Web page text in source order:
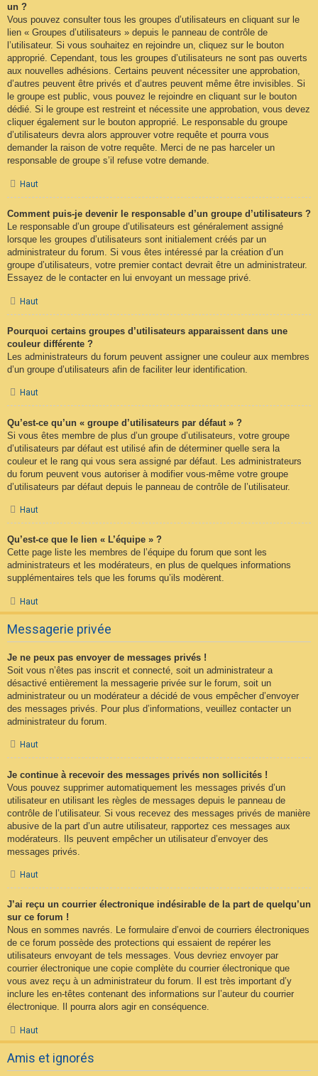
un ?
Vous pouvez consulter tous les groupes d’utilisateurs en cliquant sur le
lien « Groupes d’utilisateurs » depuis le panneau de contrôle de
l’utilisateur. Si vous souhaitez en rejoindre un, cliquez sur le bouton
approprié. Cependant, tous les groupes d’utilisateurs ne sont pas ouverts
aux nouvelles adhésions. Certains peuvent nécessiter une approbation,
d’autres peuvent être privés et d’autres peuvent même être invisibles. Si
le groupe est public, vous pouvez le rejoindre en cliquant sur le bouton
dédié. Si le groupe est restreint et nécessite une approbation, vous devez
cliquer également sur le bouton approprié. Le responsable du groupe
d’utilisateurs devra alors approuver votre requête et pourra vous
demander la raison de votre requête. Merci de ne pas harceler un
responsable de groupe s’il refuse votre demande.
Haut
Comment puis-je devenir le responsable d’un groupe d’utilisateurs ?
Le responsable d’un groupe d’utilisateurs est généralement assigné
lorsque les groupes d’utilisateurs sont initialement créés par un
administrateur du forum. Si vous êtes intéressé par la création d’un
groupe d’utilisateurs, votre premier contact devrait être un administrateur.
Essayez de le contacter en lui envoyant un message privé.
Haut
Pourquoi certains groupes d’utilisateurs apparaissent dans une
couleur différente ?
Les administrateurs du forum peuvent assigner une couleur aux membres
d’un groupe d’utilisateurs afin de faciliter leur identification.
Haut
Qu’est-ce qu’un « groupe d’utilisateurs par défaut » ?
Si vous êtes membre de plus d’un groupe d’utilisateurs, votre groupe
d’utilisateurs par défaut est utilisé afin de déterminer quelle sera la
couleur et le rang qui vous sera assigné par défaut. Les administrateurs
du forum peuvent vous autoriser à modifier vous-même votre groupe
d’utilisateurs par défaut depuis le panneau de contrôle de l’utilisateur.
Haut
Qu’est-ce que le lien « L’équipe » ?
Cette page liste les membres de l’équipe du forum que sont les
administrateurs et les modérateurs, en plus de quelques informations
supplémentaires tels que les forums qu’ils modèrent.
Haut
Messagerie privée
Je ne peux pas envoyer de messages privés !
Soit vous n’êtes pas inscrit et connecté, soit un administrateur a
désactivé entièrement la messagerie privée sur le forum, soit un
administrateur ou un modérateur a décidé de vous empêcher d’envoyer
des messages privés. Pour plus d’informations, veuillez contacter un
administrateur du forum.
Haut
Je continue à recevoir des messages privés non sollicités !
Vous pouvez supprimer automatiquement les messages privés d’un
utilisateur en utilisant les règles de messages depuis le panneau de
contrôle de l’utilisateur. Si vous recevez des messages privés de manière
abusive de la part d’un autre utilisateur, rapportez ces messages aux
modérateurs. Ils peuvent empêcher un utilisateur d’envoyer des
messages privés.
Haut
J’ai reçu un courrier électronique indésirable de la part de quelqu’un
sur ce forum !
Nous en sommes navrés. Le formulaire d’envoi de courriers électroniques
de ce forum possède des protections qui essaient de repérer les
utilisateurs envoyant de tels messages. Vous devriez envoyer par
courrier électronique une copie complète du courrier électronique que
vous avez reçu à un administrateur du forum. Il est très important d’y
inclure les en-têtes contenant des informations sur l’auteur du courrier
électronique. Il pourra alors agir en conséquence.
Haut
Amis et ignorés